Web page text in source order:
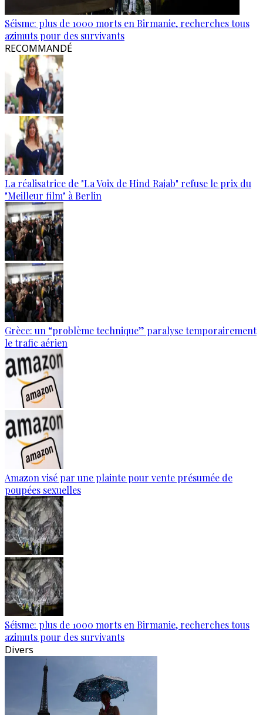
Séisme: plus de 1000 morts en Birmanie, recherches tous
azimuts pour des survivants
RECOMMANDÉ
La réalisatrice de "La Voix de Hind Rajab" refuse le prix du
"Meilleur film" à Berlin
Grèce: un “problème technique” paralyse temporairement
le trafic aérien
Amazon visé par une plainte pour vente présumée de
poupées sexuelles
Séisme: plus de 1000 morts en Birmanie, recherches tous
azimuts pour des survivants
Divers